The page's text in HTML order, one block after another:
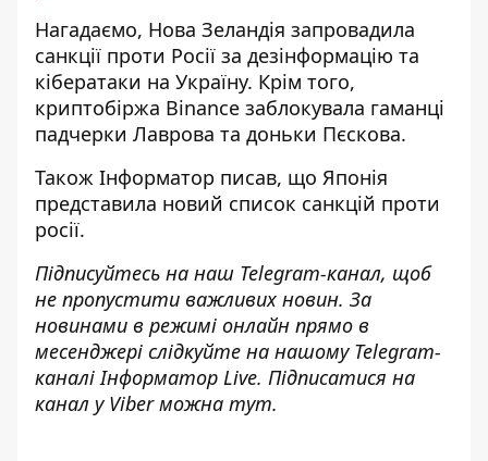
Нагадаємо, Нова Зеландія запровадила
санкції проти Росії за дезінформацію та
кібератаки на Україну. Крім того,
криптобіржа Binance заблокувала гаманці
падчерки Лаврова та доньки Пєскова.
Також Інформатор писав, що Японія
представила новий список санкцій проти
росії.
Підписуйтесь на наш Telegram-канал, щоб
не пропустити важливих новин. За
новинами в режимі онлайн прямо в
месенджері слідкуйте на нашому Telegram-
каналіІнформатор Live. Підписатися на
канал у Viber можна тут.